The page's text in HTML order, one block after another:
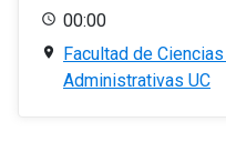
00:00
Facultad de
Administrativas UC